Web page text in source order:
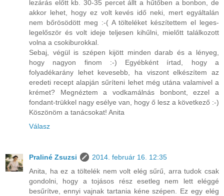
lezárás előtt kb. 30-35 percet állt a hűtőben a bonbon, de
akkor lehet, hogy ez volt kevés idő neki, mert egyáltalán
nem bőrösödött meg :-( A tölteléket készítettem el leges-
legelőször és volt ideje teljesen kihűlni, mielőtt találkozott
volna a csokiburokkal.
Sebaj, végül is szépen kijött minden darab és a lényeg,
hogy nagyon finom :-) Egyébként írtad, hogy a
folyadékarány lehet kevesebb, ha viszont elkészítem az
eredeti recept alapján sűríteni lehet még utána valamivel a
krémet? Megnéztem a vodkamálnás bonbont, ezzel a
fondant-trükkel nagy esélye van, hogy ő lesz a következő :-)
Köszönöm a tanácsokat! Anita
Válasz
Praliné Zsuzsi
2014. február 16. 12:35
Anita, ha ez a töltelék nem volt elég sűrű, arra tudok csak
gondolni, hogy a tojásos rész esetleg nem lett eléggé
besűrítve, ennyi vajnak tartania kéne szépen. Ez egy elég